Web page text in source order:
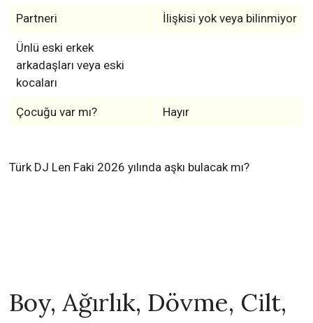
Partneri İlişkisi yok veya bilinmiyor
Ünlü eski erkek
arkadaşları veya eski
kocaları
Çocuğu var mı? Hayır
Türk DJ Len Faki 2026 yılında aşkı bulacak mı?
Boy, Ağırlık, Dövme, Cilt,